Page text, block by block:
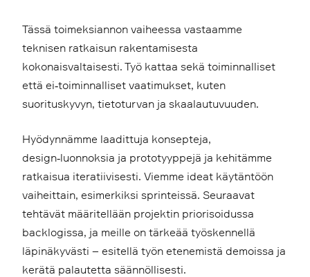
Tässä toimeksiannon vaiheessa vastaamme
teknisen ratkaisun rakentamisesta
kokonaisvaltaisesti. Työ kattaa sekä toiminnalliset
että ei‑toiminnalliset vaatimukset, kuten
suorituskyvyn, tietoturvan ja skaalautuvuuden.
Hyödynnämme laadittuja konsepteja,
design‑luonnoksia ja prototyyppejä ja kehitämme
ratkaisua iteratiivisesti. Viemme ideat käytäntöön
vaiheittain, esimerkiksi sprinteissä. Seuraavat
tehtävät määritellään projektin priorisoidussa
backlogissa, ja meille on tärkeää työskennellä
läpinäkyvästi – esitellä työn etenemistä demoissa ja
kerätä palautetta säännöllisesti.